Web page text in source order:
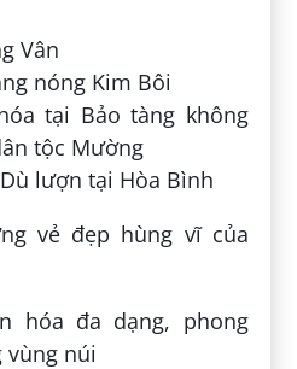
Vân
nóng Kim Bôi
tại Bảo tàng không
tộc Mường
lượn tại Hòa Bình
vẻ đẹp hùng vĩ của
hóa đa dạng, phong
vùng núi